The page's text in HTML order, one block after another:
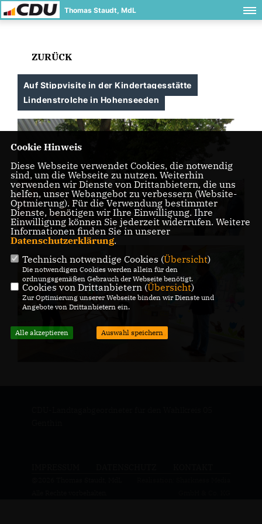
Thomas Staudt, MdL
ZURÜCK
Auf Stippvisite in der Kindertagesstätte
Lindenstrolche in Hohenseeden
Cookie Hinweis
Diese Webseite verwendet Cookies, die notwendig
sind, um die Webseite zu nutzen. Weiterhin
verwenden wir Dienste von Drittanbietern, die uns
helfen, unser Webangebot zu verbessern (Website-
Optmierung). Für die Verwendung bestimmter
Dienste, benötigen wir Ihre Einwilligung. Ihre
Einwilligung können Sie jederzeit widerrufen. Weitere
Informationen finden Sie in unserer
Datenschutzerklärung.
Technisch notwendige Cookies (Übersicht)
Die notwendigen Cookies werden allein für den
ordnungsgemäßen Gebrauch der Webseite benötigt.
Cookies von Drittanbietern (Übersicht)
Zur Optimierung unserer Webseite binden wir Dienste und
Angebote von Drittanbietern ein.
Alle akzeptieren Auswahl speichern